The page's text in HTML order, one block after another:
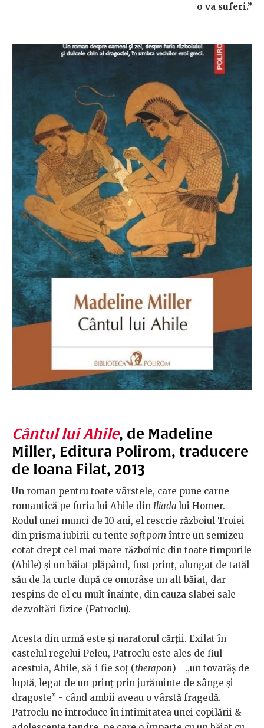
o va suferi.”
Cântul lui Ahile, de Madeline
Miller, Editura Polirom, traducere
de Ioana Filat, 2013
Un roman pentru toate vârstele, care pune carne
romantică pe furia lui Ahile din Iliada lui Homer.
Rodul unei munci de 10 ani, el rescrie războiul Troiei
din prisma iubirii cu tente soft porn între un semizeu
cotat drept cel mai mare războinic din toate timpurile
(Ahile) şi un băiat plăpând, fost prinţ, alungat de tatăl
său de la curte după ce omorâse un alt băiat, dar
respins de el cu mult înainte, din cauza slabei sale
dezvoltări fizice (Patroclu).
Acesta din urmă este şi naratorul cărţii. Exilat în
castelul regelui Peleu, Patroclu este ales de fiul
acestuia, Ahile, să-i fie soţ (therapon) - „un tovarăş de
luptă, legat de un prinţ prin jurăminte de sânge şi
dragoste” - când ambii aveau o vârstă fragedă.
Patroclu ne introduce în intimitatea unei copilării &